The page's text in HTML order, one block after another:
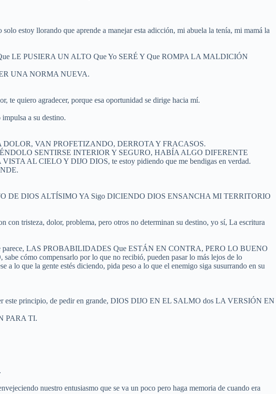
estoy llorando que aprende a manejar esta adicción, mi abuela la tenía, mi mamá la
Que LE PUSIERA UN ALTO Que Yo SERÉ Y Que ROMPA LA MALDICIÓN
UNA NORMA NUEVA.
te quiero agradecer, porque esa oportunidad se dirige hacia mí.
a su destino.
VAN PROFETIZANDO, DERROTA Y FRACASOS.
SENTIRSE INTERIOR Y SEGURO, HABÍA ALGO DIFERENTE
AL CIELO Y DIJO DIOS, te estoy pidiendo que me bendigas en verdad.
DE DIOS ALTÍSIMO YA Sigo DICIENDO DIOS ENSANCHA MI TERRITORIO
con tristeza, dolor, problema, pero otros no determinan su destino, yo sí, La escritura
parece, LAS PROBABILIDADES Que ESTÁN EN CONTRA, PERO LO BUENO
cómo compensarlo por lo que no recibió, pueden pasar lo más lejos de lo
a lo que la gente estés diciendo, pida peso a lo que el enemigo siga susurrando en su
este principio, de pedir en grande, DIOS DIJO EN EL SALMO dos LA VERSIÓN EN
PARA TI.
nuestro entusiasmo que se va un poco pero haga memoria de cuando era